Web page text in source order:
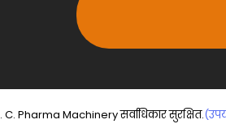
C. Pharma Machinery सर्वाधिकार सुरक्षित.